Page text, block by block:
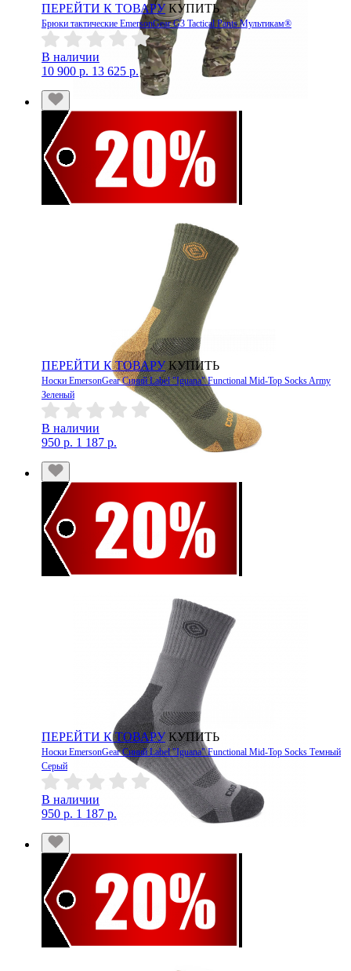
ПЕРЕЙТИ К ТОВАРУ КУПИТЬ
Брюки тактические EmersonGear G3 Tactical Pants Мультикам®
В наличии
10 900 р. 13 625 р.
ПЕРЕЙТИ К ТОВАРУ КУПИТЬ
Носки EmersonGear Синий Label "Iguana" Functional Mid-Top Socks Army
Зеленый
В наличии
950 р. 1 187 р.
ПЕРЕЙТИ К ТОВАРУ КУПИТЬ
Носки EmersonGear Синий Label "Iguana" Functional Mid-Top Socks Темный
Серый
В наличии
950 р. 1 187 р.